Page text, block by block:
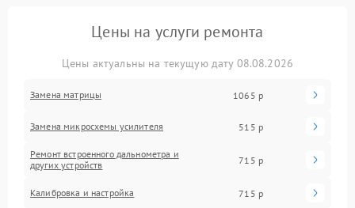
Цены на услуги ремонта
Цены актуальны на текущую дату 08.08.2026
Замена матрицы 1065 р
Замена микросхемы усилителя 515 р
Ремонт встроенного дальнометра и
других устройств
715 р
Калибровка и настройка 715 р